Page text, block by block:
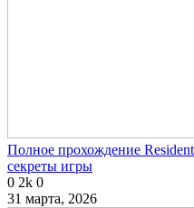
Полное прохождение
секреты игры
0 2k 0
31 марта, 2026